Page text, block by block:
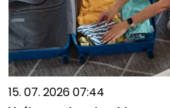
15. 07. 2026 07:44